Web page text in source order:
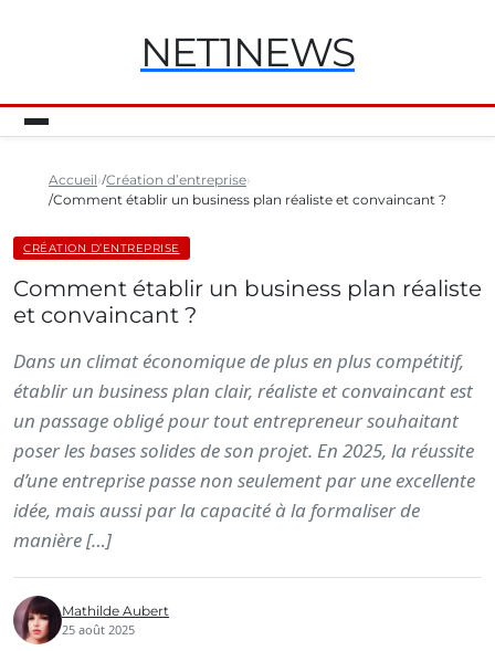
NET1NEWS
Accueil Création d’entreprise
Comment établir un business plan réaliste et convaincant ?
CRÉATION D’ENTREPRISE
Comment établir un business plan réaliste
et convaincant ?
Dans un climat économique de plus en plus compétitif,
établir un business plan clair, réaliste et convaincant est
un passage obligé pour tout entrepreneur souhaitant
poser les bases solides de son projet. En 2025, la réussite
d’une entreprise passe non seulement par une excellente
idée, mais aussi par la capacité à la formaliser de
manière […]
Mathilde Aubert
25 août 2025